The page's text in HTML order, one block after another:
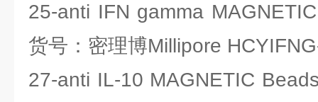
25-anti IFN gamma
货号：密理博Millipore
27-anti IL-10 MAGNETIC